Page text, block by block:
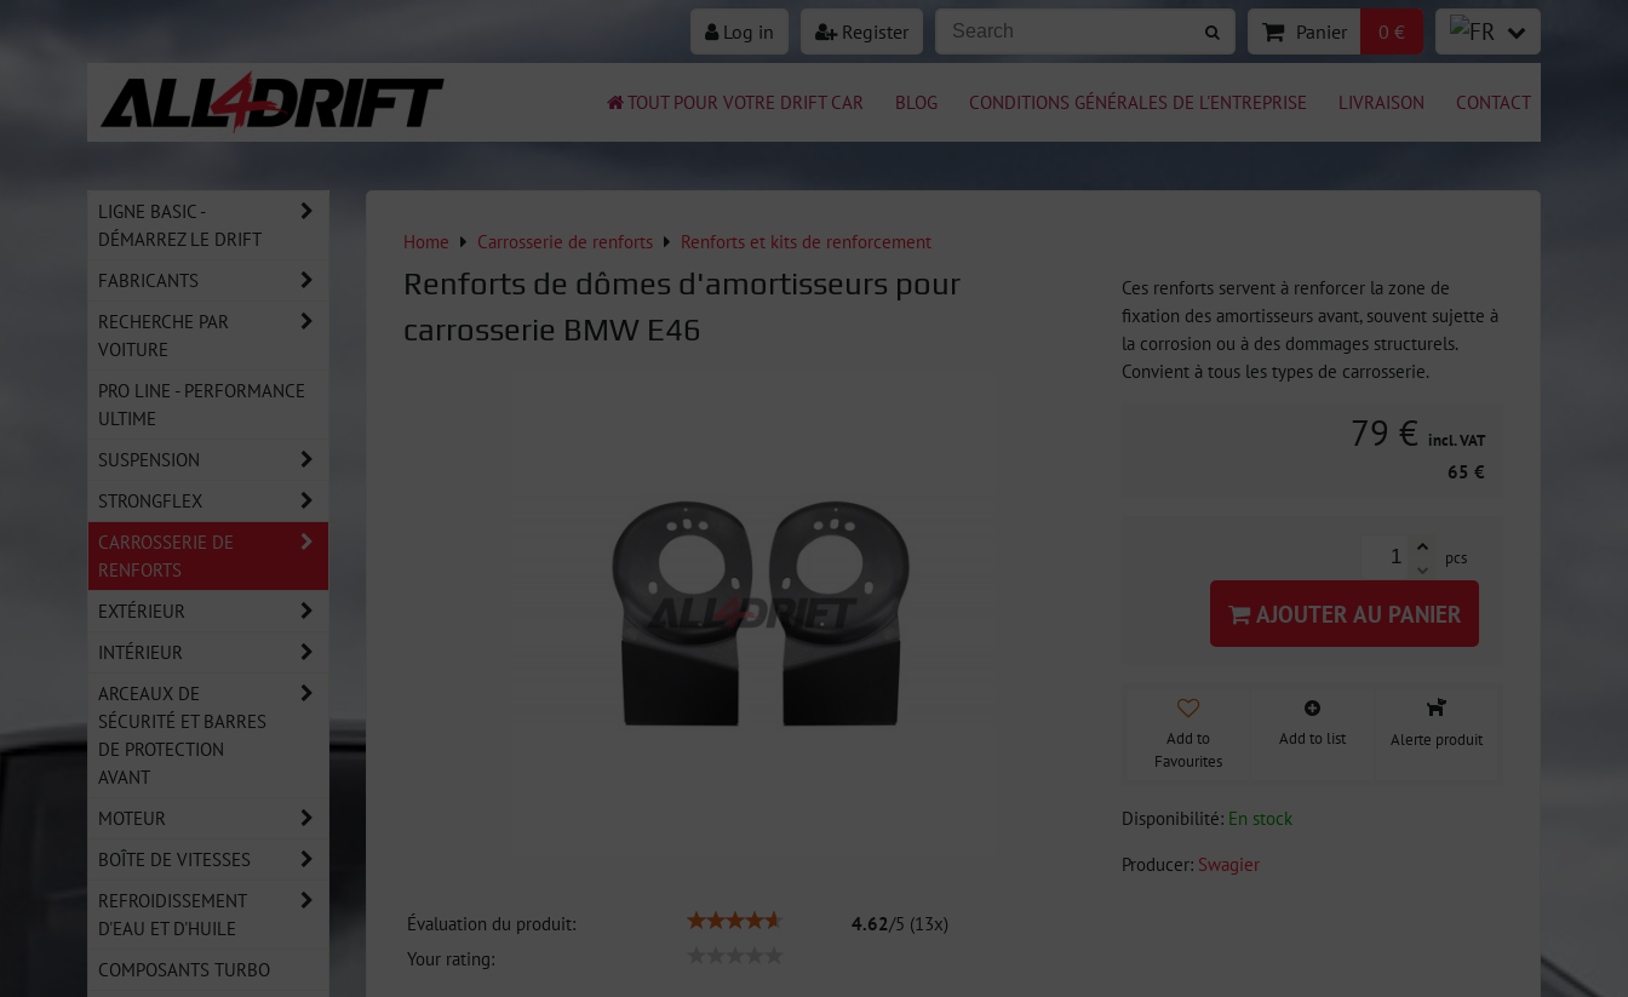
Log in Register Panier 0 €
TOUT POUR VOTRE DRIFT CAR BLOG CONDITIONS GÉNÉRALES DE L'ENTREPRISE LIVRAISON CONTACT
Home Carrosserie de renforts Renforts et kits de renforcement
Renforts de dômes d'amortisseurs pour
carrosserie BMW E46
Évaluation du produit: 4.62/5 (13x)
Your rating:
Ces renforts servent à renforcer la zone de
fixation des amortisseurs avant, souvent sujette à
la corrosion ou à des dommages structurels.
Convient à tous les types de carrosserie.
79 € incl. VAT
65 €
pcs
AJOUTER AU PANIER
Add to
Favourites
Add to list Alerte produit
Disponibilité: En stock
Producer: Swagier
LIGNE BASIC -
DÉMARREZ LE DRIFT
FABRICANTS
RECHERCHE PAR
VOITURE
PRO LINE - PERFORMANCE
ULTIME
SUSPENSION
STRONGFLEX
CARROSSERIE DE
RENFORTS
EXTÉRIEUR
INTÉRIEUR
ARCEAUX DE
SÉCURITÉ ET BARRES
DE PROTECTION
AVANT
MOTEUR
BOÎTE DE VITESSES
REFROIDISSEMENT
D'EAU ET D'HUILE
COMPOSANTS TURBO